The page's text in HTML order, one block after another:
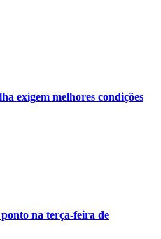
exigem melhores condições
na terça-feira de